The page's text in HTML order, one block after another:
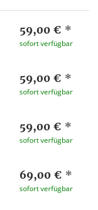
59,00 € *
sofort verfügbar
59,00 € *
sofort verfügbar
59,00 € *
sofort verfügbar
69,00 € *
sofort verfügbar